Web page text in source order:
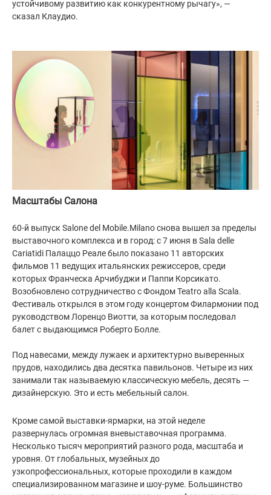
устойчивому развитию как конкурентному рычагу», —
сказал Клаудио.
Масштабы Салона
60-й выпуск Salone del Mobile.Milano снова вышел за пределы
выставочного комплекса и в город: с 7 июня в Sala delle
Cariatidi Палаццо Реале было показано 11 авторских
фильмов 11 ведущих итальянских режиссеров, среди
которых Франческа Арчибуджи и Паппи Корсикато.
Возобновлено сотрудничество с Фондом Teatro alla Scala.
Фестиваль открылся в этом году концертом Филармонии под
руководством Лоренцо Виотти, за которым последовал
балет с выдающимся Роберто Болле.
Под навесами, между лужаек и архитектурно выверенных
прудов, находились два десятка павильонов. Четыре из них
занимали так называемую классическую мебель, десять —
дизайнерскую. Это и есть мебельный салон.
Кроме самой выставки-ярмарки, на этой неделе
развернулась огромная вневыставочная программа.
Несколько тысяч мероприятий разного рода, масштаба и
уровня. От глобальных, музейных до
узкопрофессиональных, которые проходили в каждом
специализированном магазине и шоу-руме. Большинство